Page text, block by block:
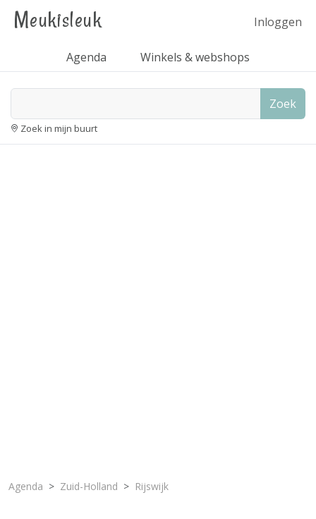
Meukisleuk Inloggen
Agenda Winkels & webshops
Zoek
Zoek in mijn buurt
Agenda Zuid-Holland Rijswijk